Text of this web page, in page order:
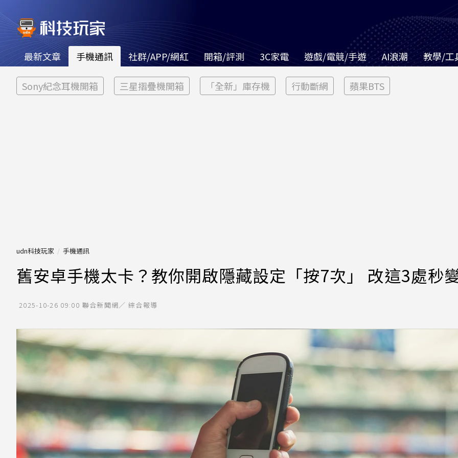
最新文章 手機通訊 社群/APP/網紅 開箱/評測 3C家電 遊戲/電競/手遊 AI浪潮 教學/工
Sony紀念耳機開箱 三星摺疊機開箱 「全新」庫存機 行動斷網 蘋果BTS
udn科技玩家 手機通訊
舊安卓手機太卡？教你開啟隱藏設定「按7次」 改這3處秒
2025-10-26 09:00 聯合新聞網／ 綜合報導